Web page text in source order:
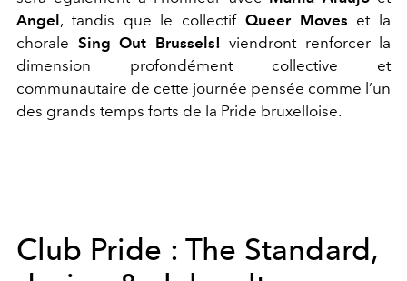
Angel , tandis que le collectif Queer Moves et la
chorale Sing Out Brussels! viendront renforcer la
dimension profondément collective et
communautaire de cette journée pensée comme l’un
des grands temps forts de la Pride bruxelloise.
Club Pride : The Standard,